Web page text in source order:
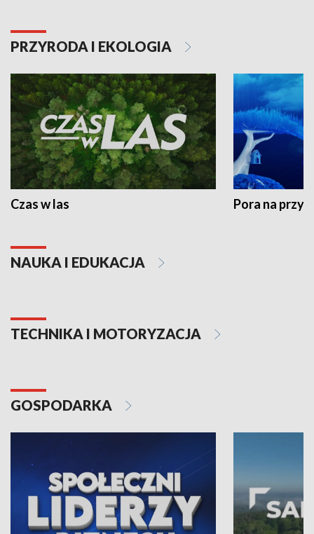
PRZYRODA I EKOLOGIA
Czas w las Pora na
NAUKA I EDUKACJA
TECHNIKA I MOTORYZACJA
GOSPODARKA